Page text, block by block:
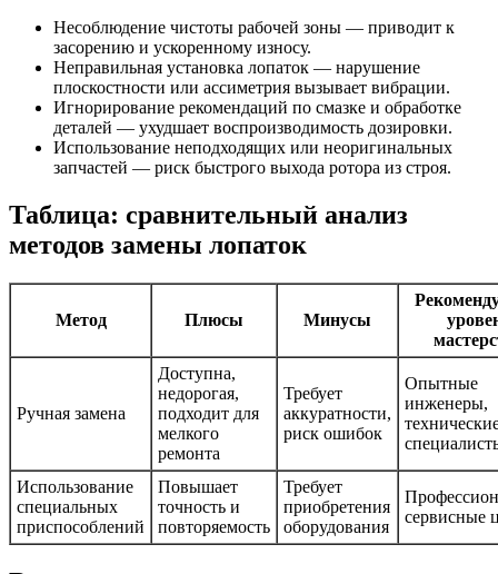
Несоблюдение чистоты рабочей зоны — приводит к
засорению и ускоренному износу.
Неправильная установка лопаток — нарушение
плоскостности или ассиметрия вызывает вибрации.
Игнорирование рекомендаций по смазке и обработке
деталей — ухудшает воспроизводимость дозировки.
Использование неподходящих или неоригинальных
запчастей — риск быстрого выхода ротора из строя.
Таблица: сравнительный анализ
методов замены лопаток
Метод Плюсы Минусы
Ручная замена
Доступна,
недорогая,
подходит для
мелкого
ремонта
Требует
аккуратности,
риск ошибок
Опытные
инженеры,
Использование
специальных
приспособлений
Повышает
точность и
повторяемость
Требует
приобретения
оборудования
сервисные